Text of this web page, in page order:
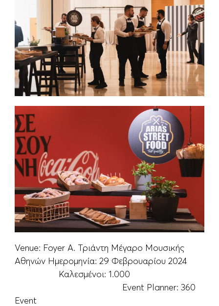
Venue: Foyer Α. Τριάντη Μέγαρο Μουσικής
Αθηνών Ημερομηνία: 29 Φεβρουαρίου 2024
Καλεσμένοι: 1.000
Event Planner: 360
Event